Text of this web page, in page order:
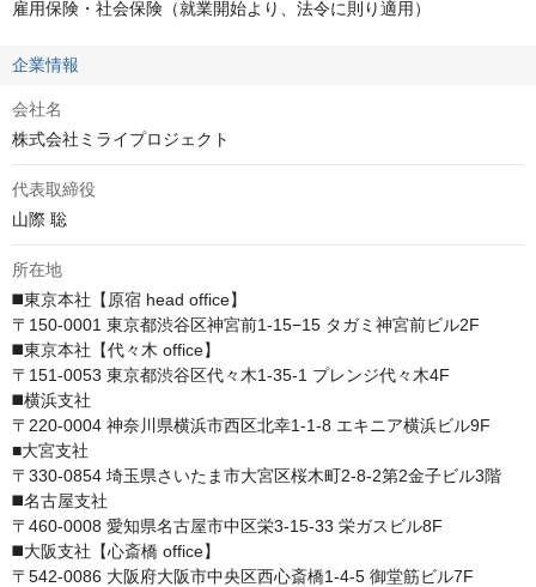
雇用保険・社会保険（就業開始より、法令に則り適用）
企業情報
会社名
株式会社ミライプロジェクト
代表取締役
山際 聡
所在地
◼️東京本社【原宿 head office】
〒150-0001 東京都渋谷区神宮前1-15−15 タガミ神宮前ビル2F
◼️東京本社【代々木 office】
〒151-0053 東京都渋谷区代々木1-35-1 プレンジ代々木4F
◼️横浜支社
〒220-0004 神奈川県横浜市西区北幸1-1-8 エキニア横浜ビル9F
■大宮支社
〒330-0854 埼玉県さいたま市大宮区桜木町2-8-2第2金子ビル3階
◼️名古屋支社
〒460-0008 愛知県名古屋市中区栄3-15-33 栄ガスビル8F
◼️大阪支社【心斎橋 office】
〒542-0086 大阪府大阪市中央区西心斎橋1-4-5 御堂筋ビル7F